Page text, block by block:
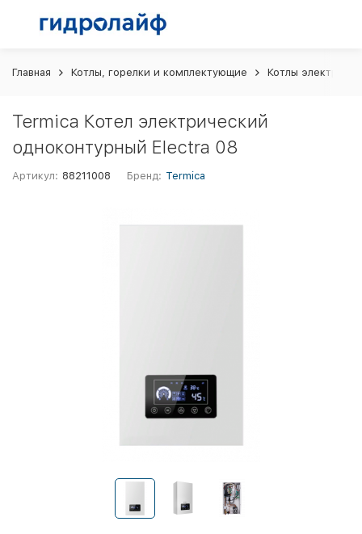
Главная Котлы, горелки и комплектующие Котлы
Termica Котел электрический
одноконтурный Electra 08
Артикул: 88211008 Бренд: Termica